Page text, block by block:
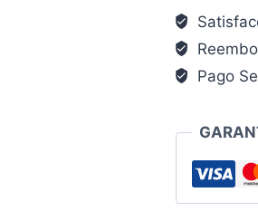
25
mm.
cantidad
Pago